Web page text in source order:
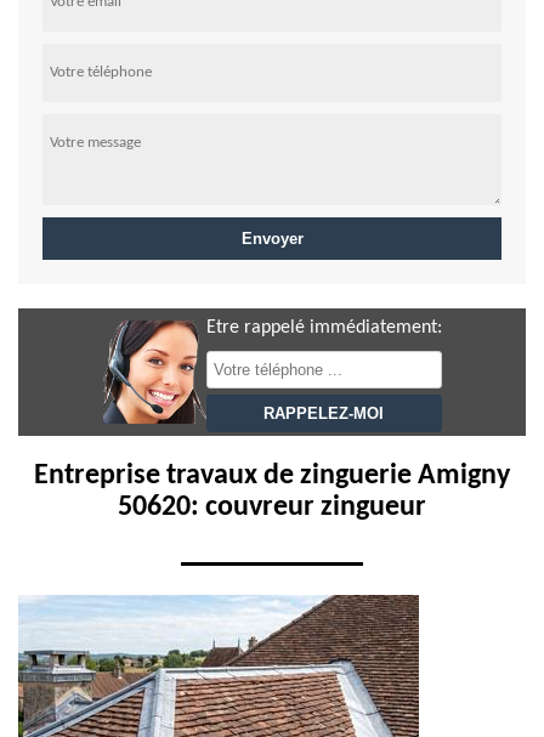
Etre rappelé immédiatement:
Entreprise travaux de zinguerie Amigny
50620: couvreur zingueur